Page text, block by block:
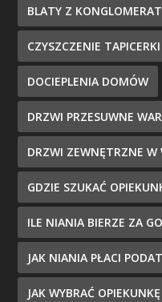
BLATY Z
CZYSZCZENIE
DOCIEPLENIA DOMÓW
DRZWI PRZESUWNE
DRZWI ZEWNĘTRZNE W
GDZIE SZUKAĆ
ILE NIANIA BIERZE ZA
JAK NIANIA PŁACI
JAK WYBRAĆ